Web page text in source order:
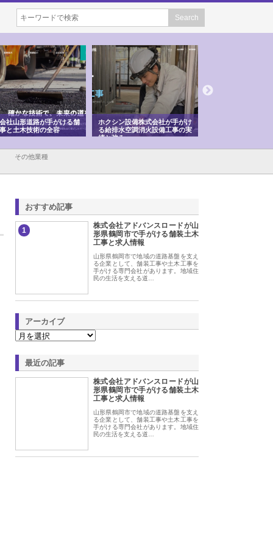
社山形道路が手がける舗
と土木技術の全容
ホクシン設備株式会社が手がけ
る給排水空調消火設備工事の実
績と強み
その他業種
おすすめ記事
1
株式会社アドバンスロードが山
形県鶴岡市で手がける舗装土木
工事と求人情報
山形県鶴岡市で地域の道路基盤を支え
る企業として、舗装工事や土木工事を
手がける専門会社があります。地域住
民の生活を支える道…
アーカイブ
最近の記事
株式会社アドバンスロードが山
形県鶴岡市で手がける舗装土木
工事と求人情報
山形県鶴岡市で地域の道路基盤を支え
る企業として、舗装工事や土木工事を
手がける専門会社があります。地域住
民の生活を支える道…